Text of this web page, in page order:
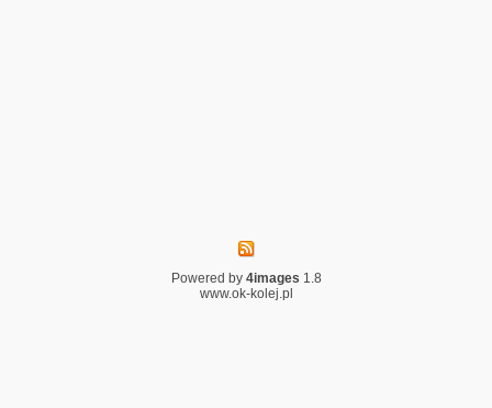
Powered by 4images 1.8
www.ok-kolej.pl